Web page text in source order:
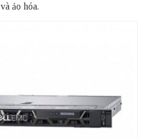
và ảo hóa.